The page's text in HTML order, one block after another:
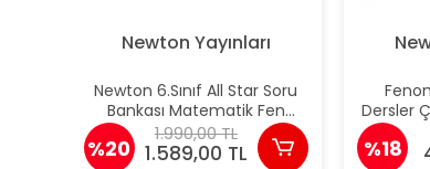
Newton Yayınları
Newton 6.Sınıf All Star Soru
Bankası Matematik Fen
Türkçe Sosyal Paragraf Yeni
%20
1.990,00 TL
1.589,00 TL
Dersler
%18